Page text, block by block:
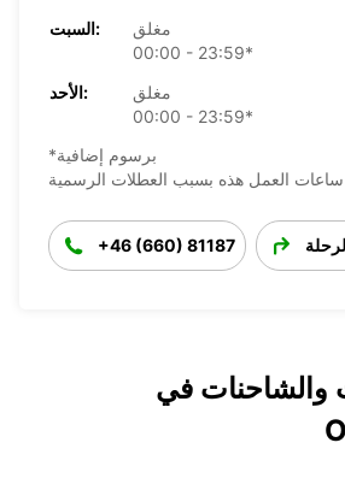
السبت:
مغلق
00:00 - 23:59*
الأحد:
مغلق
00:00 - 23:59*
*برسوم إضافية
+46 (660) 81187
والشاحنات في